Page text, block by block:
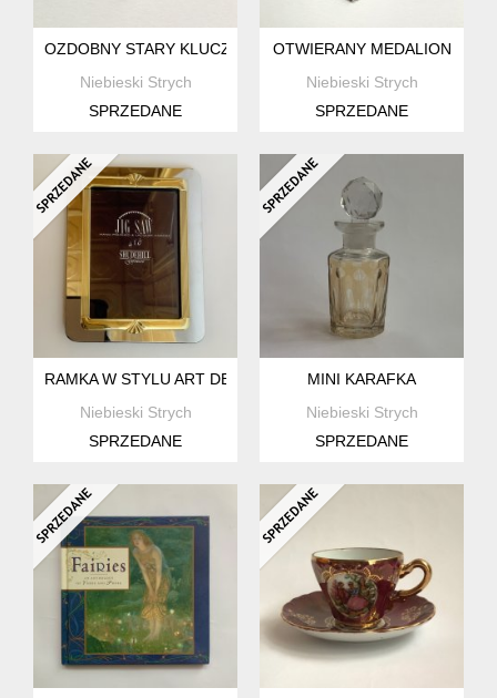
OZDOBNY STARY KLUCZ
Niebieski Strych
SPRZEDANE
OTWIERANY MEDALION
Niebieski Strych
SPRZEDANE
RAMKA W STYLU ART DECO
Niebieski Strych
SPRZEDANE
MINI KARAFKA
Niebieski Strych
SPRZEDANE